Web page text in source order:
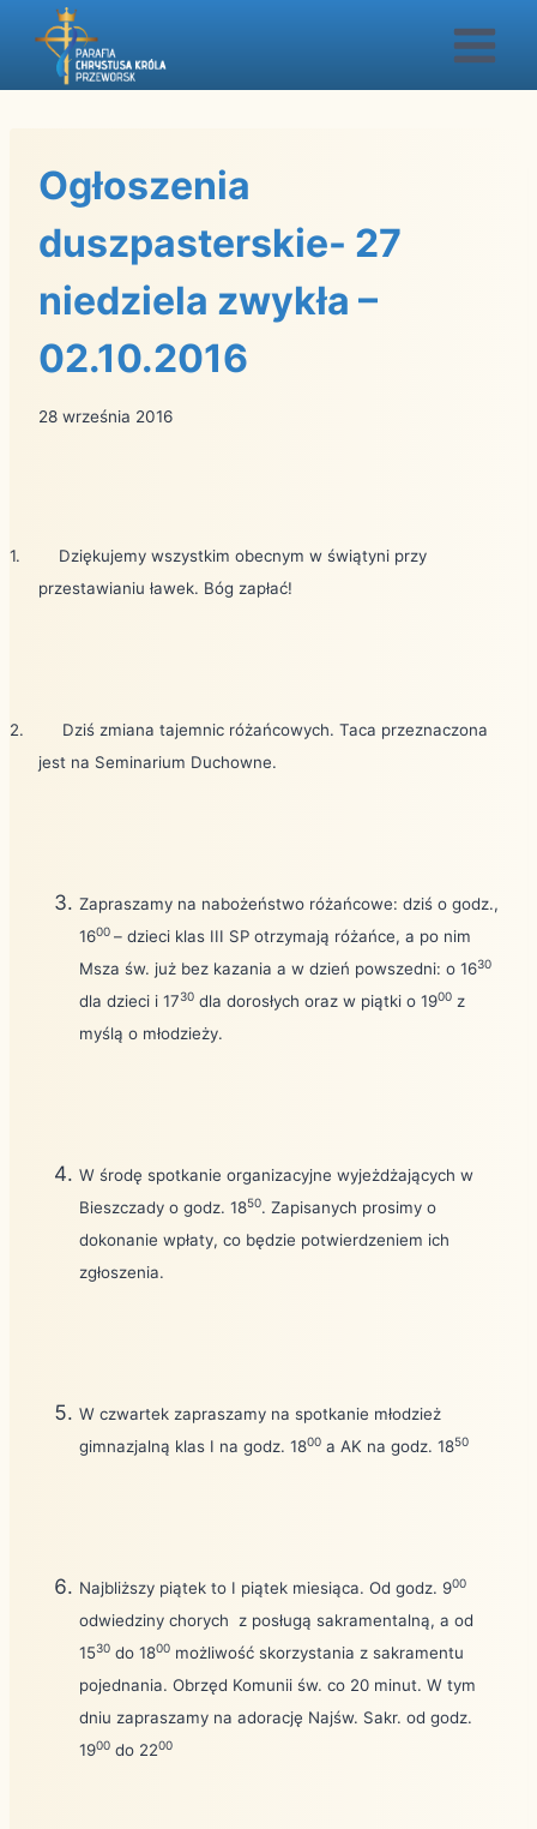
Przejdź
Ogłoszenia
duszpasterskie- 27
niedziela zwykła –
02.10.2016
28 września 2016
1.
Dziękujemy wszystkim obecnym w świątyni przy
przestawianiu ławek. Bóg zapłać!
2.
Dziś zmiana tajemnic różańcowych. Taca przeznaczona
jest na Seminarium Duchowne.
Zapraszamy na nabożeństwo różańcowe: dziś o godz.,
1600 – dzieci klas III SP otrzymają różańce, a po nim
Msza św. już bez kazania a w dzień powszedni: o 1630
dla dzieci i 1730 dla dorosłych oraz w piątki o 1900 z
myślą o młodzieży.
W środę spotkanie organizacyjne wyjeżdżających w
Bieszczady o godz. 1850. Zapisanych prosimy o
dokonanie wpłaty, co będzie potwierdzeniem ich
zgłoszenia.
W czwartek zapraszamy na spotkanie młodzież
gimnazjalną klas I na godz. 1800 a AK na godz. 1850
Najbliższy piątek to I piątek miesiąca. Od godz. 900
odwiedziny chorych
z posługą sakramentalną, a od
1530 do 1800 możliwość skorzystania z sakramentu
pojednania. Obrzęd Komunii św. co 20 minut. W tym
dniu zapraszamy na adorację Najśw. Sakr. od godz.
1900 do 2200